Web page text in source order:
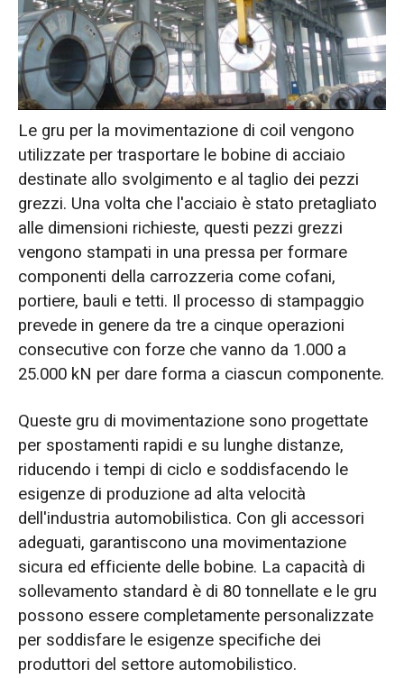
Le gru per la movimentazione di coil vengono
utilizzate per trasportare le bobine di acciaio
destinate allo svolgimento e al taglio dei pezzi
grezzi. Una volta che l'acciaio è stato pretagliato
alle dimensioni richieste, questi pezzi grezzi
vengono stampati in una pressa per formare
componenti della carrozzeria come cofani,
portiere, bauli e tetti. Il processo di stampaggio
prevede in genere da tre a cinque operazioni
consecutive con forze che vanno da 1.000 a
25.000 kN per dare forma a ciascun componente.
Queste gru di movimentazione sono progettate
per spostamenti rapidi e su lunghe distanze,
riducendo i tempi di ciclo e soddisfacendo le
esigenze di produzione ad alta velocità
dell'industria automobilistica. Con gli accessori
adeguati, garantiscono una movimentazione
sicura ed efficiente delle bobine. La capacità di
sollevamento standard è di 80 tonnellate e le gru
possono essere completamente personalizzate
per soddisfare le esigenze specifiche dei
produttori del settore automobilistico.